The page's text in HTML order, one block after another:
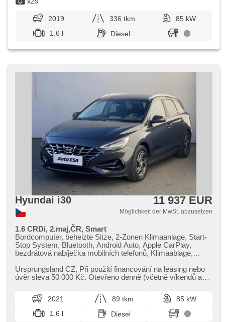
Heckscheibenwischer
2019 336 tkm
85 kW
1.6 l
Diesel
Hyundai i30 11 937 EUR
Möglichkeit der MwSt. abzusetzen
1.6 CRDi, 2.maj,ČR, Smart
Bordcomputer, beheizte Sitze, 2-Zonen Klimaanlage, Start-
Stop System, Bluetooth, Android Auto, Apple CarPlay,
bezdrátová nabíječka mobilních telefonů, Klimaablage,
Multifunktionslenkrad, USB, Anhängerkupplung, Getönte
Scheiben, Alufelgen, Handgetriebe, El. Spiegel, beheizte
Zentralverriegelung mit Funkfernbedienung, Elektronisches
Stabilitätsprogramm (ESP), Nebelscheinwerfer, El.
Klappspiegel, Reifendrucksensor, Vorderlichter LED, täglich
Leuchten, ABS, Antriebsschlupfregelung (ASR), isofix,
Ursprungsland CZ,​ Při použití financování na leasing nebo
úvěr sleva 50 000 Kč. Otevřeno denně (včetně víkendů a
2021 89 tkm
85 kW
1.6 l
Diesel